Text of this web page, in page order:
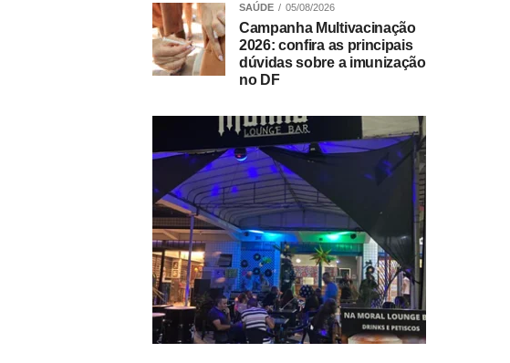
SAÚDE 05/08/2026
Campanha Multivacinação
2026: confira as principais
dúvidas sobre a imunização
no DF